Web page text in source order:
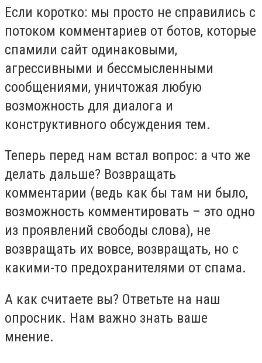
Если коротко: мы просто не справились с
потоком комментариев от ботов, которые
спамили сайт одинаковыми,
агрессивными и бессмысленными
сообщениями, уничтожая любую
возможность для диалога и
конструктивного обсуждения тем.
Теперь перед нам встал вопрос: а что же
делать дальше? Возвращать
комментарии (ведь как бы там ни было,
возможность комментировать – это одно
из проявлений свободы слова), не
возвращать их вовсе, возвращать, но с
какими-то предохранителями от спама.
А как считаете вы? Ответьте на наш
опросник. Нам важно знать ваше
мнение.